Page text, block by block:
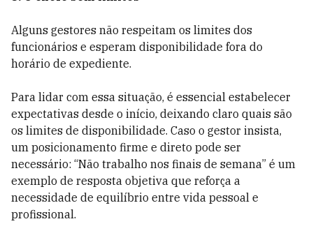
Alguns gestores não respeitam os limites dos
funcionários e esperam disponibilidade fora do
horário de expediente.
Para lidar com essa situação, é essencial estabelecer
expectativas desde o início, deixando claro quais são
os limites de disponibilidade. Caso o gestor insista,
um posicionamento firme e direto pode ser
necessário: “Não trabalho nos finais de semana” é um
exemplo de resposta objetiva que reforça a
necessidade de equilíbrio entre vida pessoal e
profissional.